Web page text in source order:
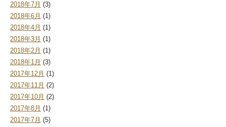
2018年7月 (3)
2018年6月 (1)
2018年4月 (1)
2018年3月 (1)
2018年2月 (1)
2018年1月 (3)
2017年12月 (1)
2017年11月 (2)
2017年10月 (2)
2017年8月 (1)
2017年7月 (5)